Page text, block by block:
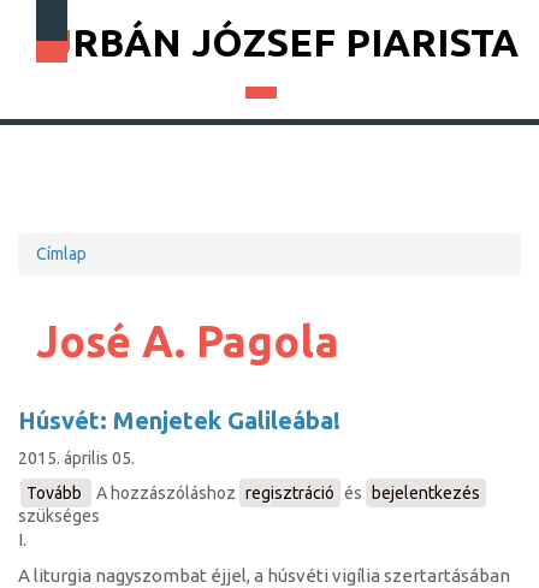
URBÁN JÓZSEF PIARISTA
Címlap
José A. Pagola
Húsvét: Menjetek Galileába!
2015. április 05.
Tovább
(Húsvét:
Menjetek
A hozzászóláshoz regisztráció és
bejelentkezés
szükséges
I.
A liturgia nagyszombat éjjel, a húsvéti vigília szertartásában